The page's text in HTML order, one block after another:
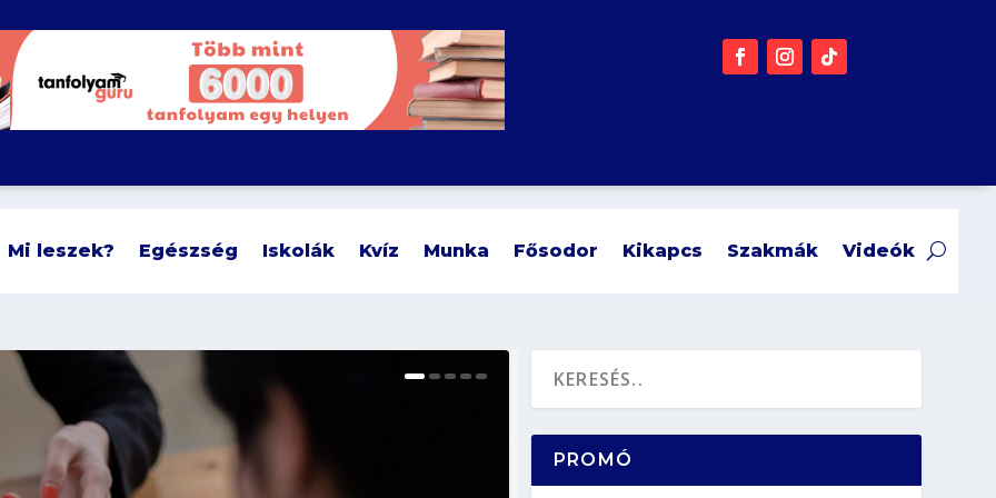
Mi leszek? Egészség Iskolák Kvíz Munka Fősodor Kikapcs Szakmák Videók
PROMÓ